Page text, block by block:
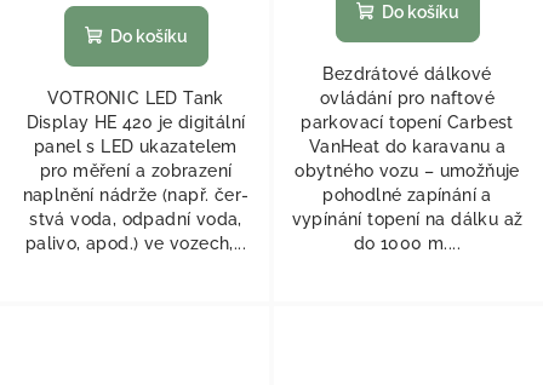
Do košíku
VOTRONIC LED Tank
Display HE 420 je digitální
panel s LED ukazatelem
pro měření a zobrazení
naplnění nádrže (např. čer-
stvá voda, odpadní voda,
palivo, apod.) ve vozech,...
Do košíku
Bezdrátové dálkové
ovládání pro naftové
parkovací topení Carbest
VanHeat do karavanu a
obytného vozu – umožňuje
pohodlné zapínání a
vypínání topení na dálku až
do 1000 m....